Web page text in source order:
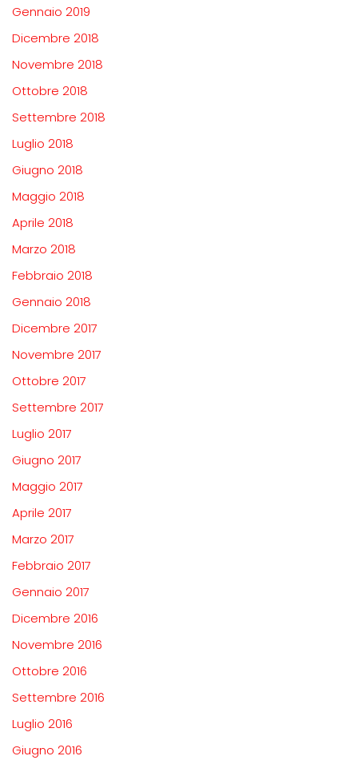
Gennaio 2019
Dicembre 2018
Novembre 2018
Ottobre 2018
Settembre 2018
Luglio 2018
Giugno 2018
Maggio 2018
Aprile 2018
Marzo 2018
Febbraio 2018
Gennaio 2018
Dicembre 2017
Novembre 2017
Ottobre 2017
Settembre 2017
Luglio 2017
Giugno 2017
Maggio 2017
Aprile 2017
Marzo 2017
Febbraio 2017
Gennaio 2017
Dicembre 2016
Novembre 2016
Ottobre 2016
Settembre 2016
Luglio 2016
Giugno 2016